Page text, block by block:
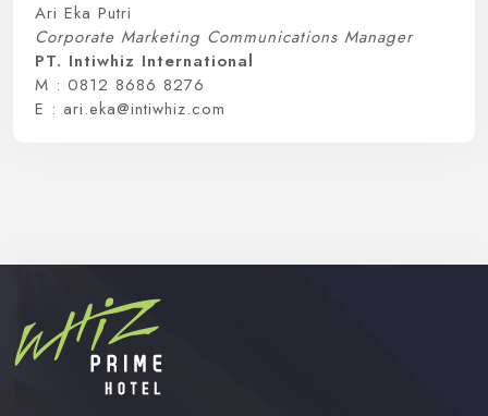
Ari Eka Putri
Corporate Marketing Communications Manager
PT. Intiwhiz International
M : 0812 8686 8276
E : ari.eka@intiwhiz.com